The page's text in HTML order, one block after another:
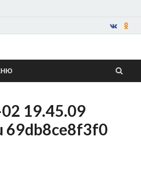
ForPost —
Авто
19.45.09
69db8ce8f3f0